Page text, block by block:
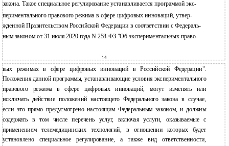
закона. Такое специальное регулирование устанавливается программой экс-
периментального правового режима в сфере цифровых инноваций, утвер-
жденной Правительством Российской Федерации в соответствии с Федераль-
ным законом от 31 июля 2020 года N 258-ФЗ "Об экспериментальных право-
14
вых режимах в сфере цифровых инноваций в Российской Федерации".
Положения данной программы, устанавливающие условия экспериментального
правового режима в сфере цифровых инноваций, могут изменять или
исключать действие положений настоящего Федерального закона в случае,
если это прямо предусмотрено настоящим Федеральным законом, и должны
содержать в том числе перечень услуг, включая услуги, оказываемые с
применением телемедицинских технологий, в отношении которых будет
установлено специальное регулирование, а также вид ответственности,